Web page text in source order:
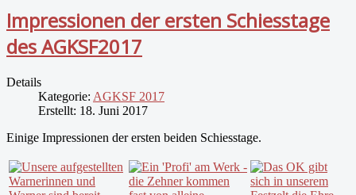
Impressionen der ersten Schiesstage
des AGKSF2017
Details
Kategorie: AGKSF 2017
Erstellt: 18. Juni 2017
Einige Impressionen der ersten beiden Schiesstage.